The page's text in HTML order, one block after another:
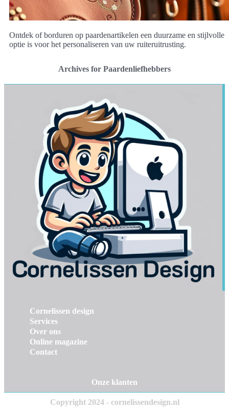
Ontdek of borduren op paardenartikelen een duurzame en stijlvolle
optie is voor het personaliseren van uw ruiteruitrusting.
Archives for Paardenliefhebbers
Cornelissen design
Services
Over ons
Online magazine
Contact
Onze klanten
Copyright 2024 - cornelissendesign.nl